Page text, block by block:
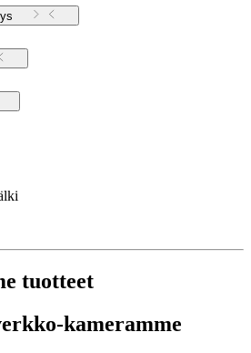
tuotteet
kameramme